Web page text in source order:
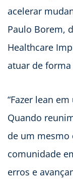
acelerar
Paulo Borem,
Healthcare
atuar de
“Fazer lean
Quando
de um mesmo
comunidade
erros e